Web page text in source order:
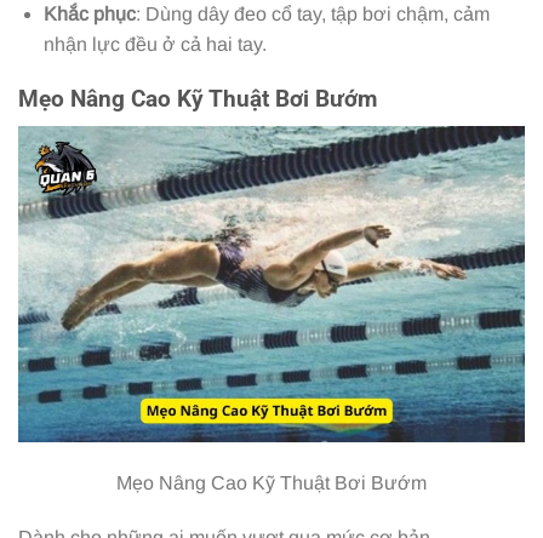
Khắc phục: Dùng dây đeo cổ tay, tập bơi chậm, cảm
nhận lực đều ở cả hai tay.
Mẹo Nâng Cao Kỹ Thuật Bơi Bướm
Mẹo Nâng Cao Kỹ Thuật Bơi Bướm